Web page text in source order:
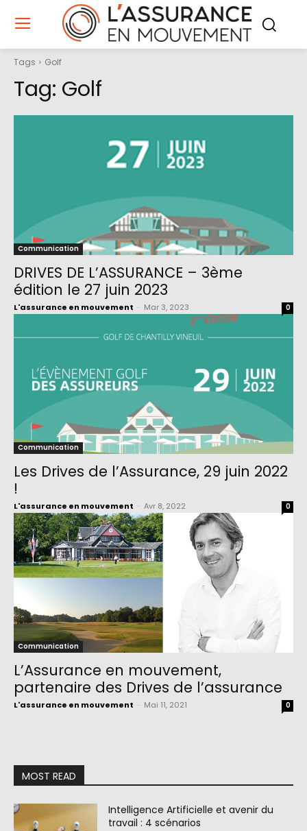
Tags Golf
Tag: Golf
Communication
DRIVES DE L’ASSURANCE – 3ème
édition le 27 juin 2023
L'assurance en mouvement Mar 3, 2023 0
Communication
Les Drives de l’Assurance, 29 juin 2022
!
L'assurance en mouvement Avr 8, 2022 0
Communication
L’Assurance en mouvement,
partenaire des Drives de l’assurance
L'assurance en mouvement Mai 11, 2021 0
MOST READ
Intelligence Artificielle et avenir du
travail : 4 scénarios